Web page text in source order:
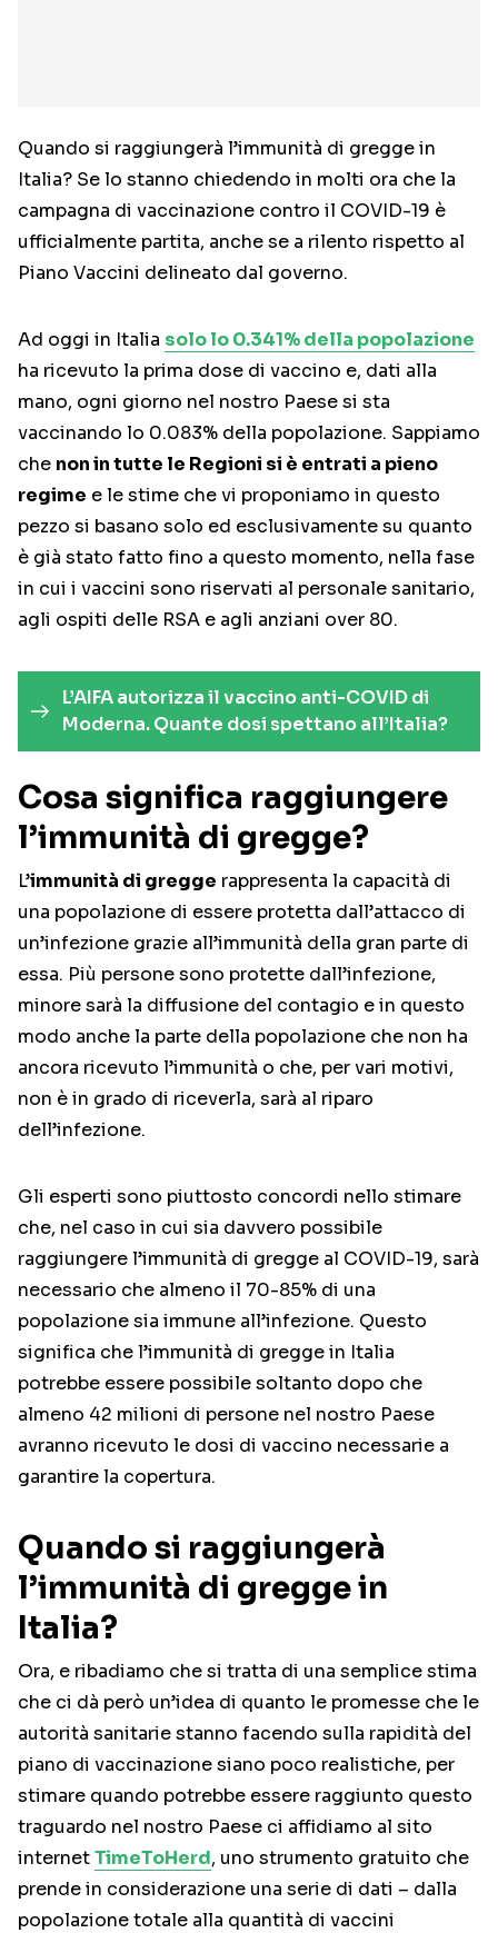
Quando si raggiungerà l’immunità di gregge in
Italia? Se lo stanno chiedendo in molti ora che la
campagna di vaccinazione contro il COVID-19 è
ufficialmente partita, anche se a rilento rispetto al
Piano Vaccini delineato dal governo.
Ad oggi in Italia solo lo 0.341% della popolazione
ha ricevuto la prima dose di vaccino e, dati alla
mano, ogni giorno nel nostro Paese si sta
vaccinando lo 0.083% della popolazione. Sappiamo
che non in tutte le Regioni si è entrati a pieno
regime e le stime che vi proponiamo in questo
pezzo si basano solo ed esclusivamente su quanto
è già stato fatto fino a questo momento, nella fase
in cui i vaccini sono riservati al personale sanitario,
agli ospiti delle RSA e agli anziani over 80.
L’AIFA autorizza il vaccino anti-COVID di
Moderna. Quante dosi spettano all’Italia?
Cosa significa raggiungere
l’immunità di gregge?
L’immunità di gregge rappresenta la capacità di
una popolazione di essere protetta dall’attacco di
un’infezione grazie all’immunità della gran parte di
essa. Più persone sono protette dall’infezione,
minore sarà la diffusione del contagio e in questo
modo anche la parte della popolazione che non ha
ancora ricevuto l’immunità o che, per vari motivi,
non è in grado di riceverla, sarà al riparo
dell’infezione.
Gli esperti sono piuttosto concordi nello stimare
che, nel caso in cui sia davvero possibile
raggiungere l’immunità di gregge al COVID-19, sarà
necessario che almeno il 70-85% di una
popolazione sia immune all’infezione. Questo
significa che l’immunità di gregge in Italia
potrebbe essere possibile soltanto dopo che
almeno 42 milioni di persone nel nostro Paese
avranno ricevuto le dosi di vaccino necessarie a
garantire la copertura.
Quando si raggiungerà
l’immunità di gregge in
Italia?
Ora, e ribadiamo che si tratta di una semplice stima
che ci dà però un’idea di quanto le promesse che le
autorità sanitarie stanno facendo sulla rapidità del
piano di vaccinazione siano poco realistiche, per
stimare quando potrebbe essere raggiunto questo
traguardo nel nostro Paese ci affidiamo al sito
internetTimeToHerd, uno strumento gratuito che
prende in considerazione una serie di dati – dalla
popolazione totale alla quantità di vaccini